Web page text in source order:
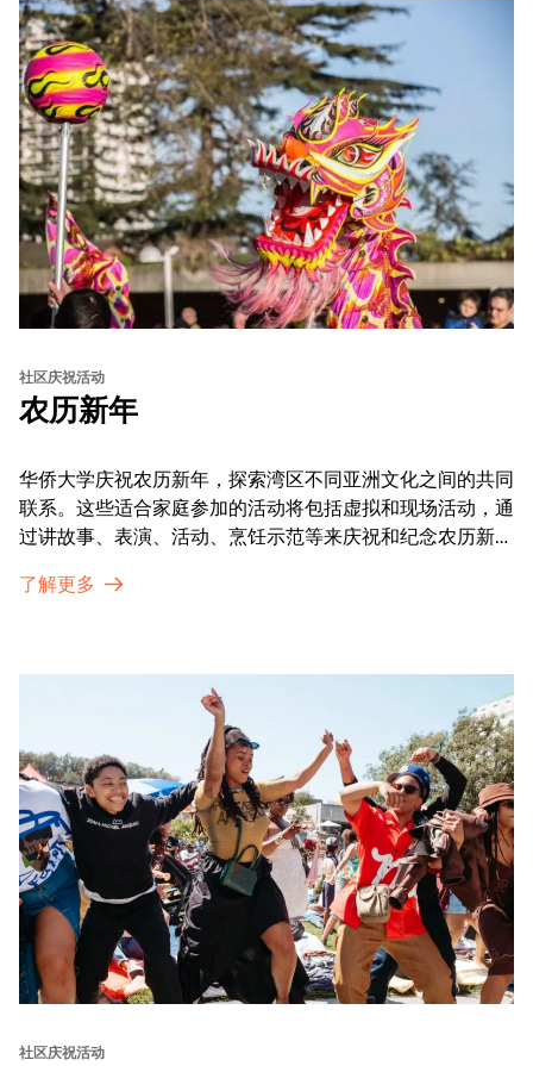
社区庆祝活动
农历新年
华侨大学庆祝农历新年，探索湾区不同亚洲文化之间的共同
联系。这些适合家庭参加的活动将包括虚拟和现场活动，通
过讲故事、表演、活动、烹饪示范等来庆祝和纪念农历新年
通过亲身参与和虚拟的治疗圈来相互支持。
了解更多
社区庆祝活动